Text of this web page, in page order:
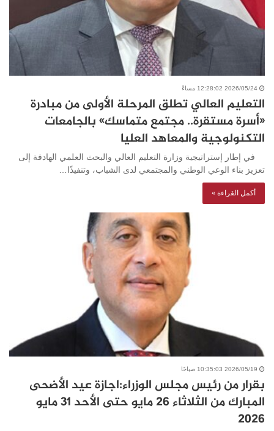
2026/05/24 12:28:02 مساءً
التعليم العالي تطلق المرحلة الأولى من مبادرة
«أسرة مستقرة.. مجتمع متماسك» بالجامعات
التكنولوجية والمعاهد العليا
في إطار إستراتيجية وزارة التعليم العالي والبحث العلمي الهادفة إلى
تعزيز بناء الوعي الوطني والمجتمعي لدى الشباب، وتنفيذًا…
أكمل القراءة »
2026/05/19 10:35:03 صباحًا
بقرار من رئيس مجلس الوزراء:اجازة عيد الأضحى
المبارك من الثلاثاء 26 مايو حتى الأحد 31 مايو
2026